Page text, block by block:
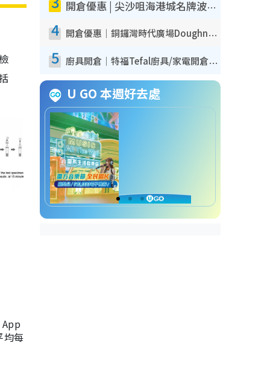
均每
開倉優惠 | 尖沙咀海港城名牌波鞋開倉低至1折！On鞋$899起／Joy&Peace鞋履$98起
4 開倉優惠｜銅鑼灣時代廣場Doughnut/Campo Marzio開倉低至1折！背囊、書包、手袋劈價$200起
5 廚具開倉｜特福Tefal廚具/家電開倉低至3折！$220起買平底鍋/炒鑊/湯煲！電飯煲/吸塵機/燙斗$418起
U GO 本週好去處